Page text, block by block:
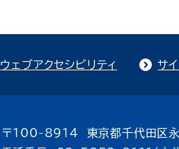
ウェブアクセシビリティ サ
〒100-8914 東京都千代田区